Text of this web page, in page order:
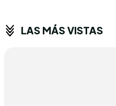
LAS MÁS VISTAS